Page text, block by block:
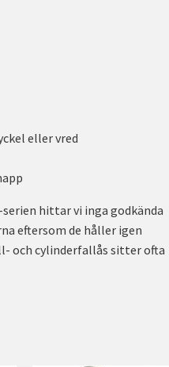
eller vred
hittar vi inga godkända
eftersom de håller igen
och cylinderfallås sitter ofta